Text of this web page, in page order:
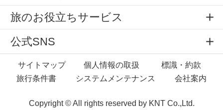
旅のお役立ちサービス
公式SNS
サイトマップ 個人情報の取扱
標識・約款
旅行条件書
システムメンテナンス 会社案内
Copyright © All rights reserved by KNT Co.,Ltd.